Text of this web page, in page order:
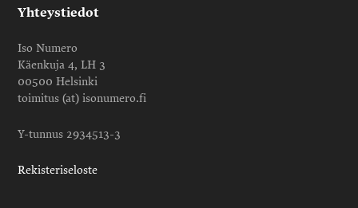
Yhteystiedot
Iso Numero
Käenkuja 4, LH 3
00500 Helsinki
toimitus (at) isonumero.fi
Y-tunnus 2934513-3
Rekisteriseloste